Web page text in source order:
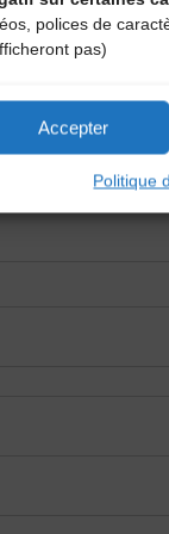
polices de
pas)
Accepter
Politique